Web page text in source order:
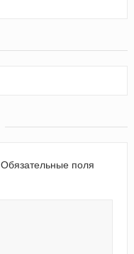
Обязательные поля